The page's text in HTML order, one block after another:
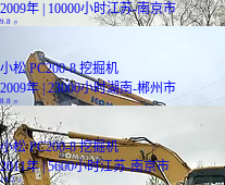
2009年 | 10000小时江苏-南京市
9.8 万
小松 PC200-8 挖掘机
2009年 | 23000小时湖南-郴州市
8.8
小松 PC200-8 挖掘机
2011年 | 5600小时江苏-南京市
14.2万